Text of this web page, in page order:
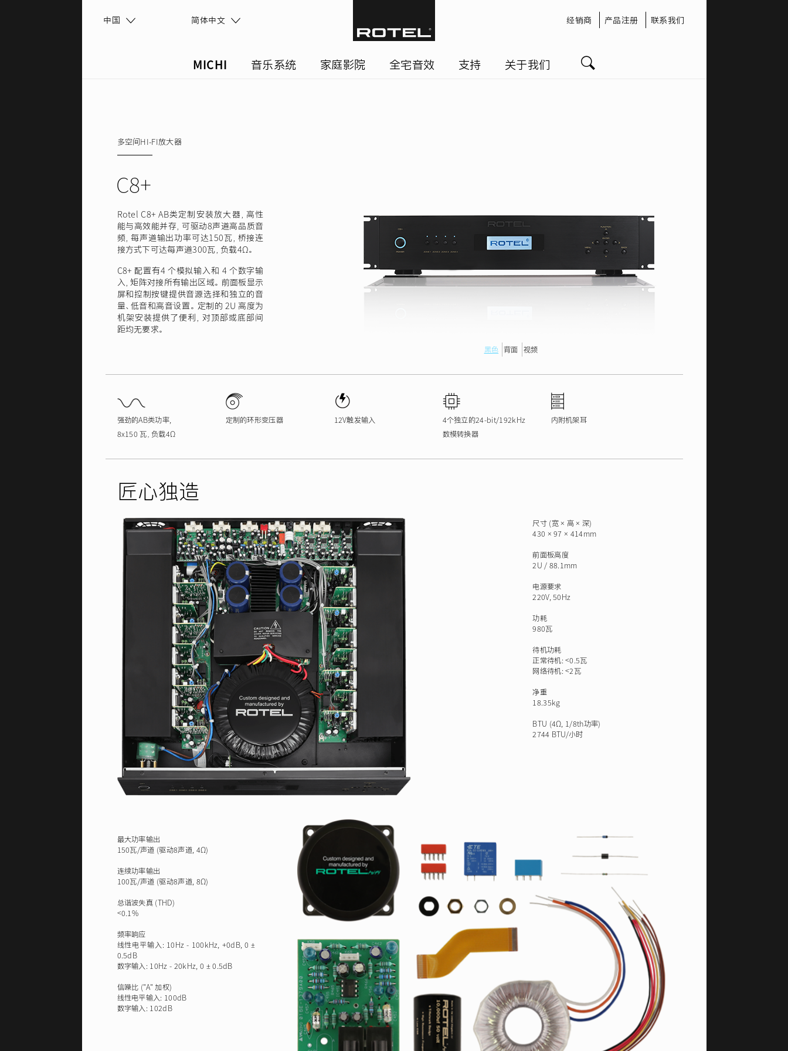
MICHI 音乐系统 家庭影院 全宅音效 支持 关于我们
中国 简体中文 经销商 产品注册 联系我们
多空间HI-FI放大器
黑色 背面 视频
C8+
Rotel C8+ AB类定制安装放大器，高性
能与高效能并存，可驱动8声道高品质音
频，每声道输出功率可达150瓦，桥接连
接方式下可达每声道300瓦，负载4Ω。
C8+ 配置有4 个模拟输入和 4 个数字输
入，矩阵对接所有输出区域。 前面板显示
屏和控制按键提供音源选择和独立的音
量、低音和高音设置。 定制的 2U 高度为
机架安装提供了便利，对顶部或底部间
距均无要求。
强劲的AB类功率,
8x150 瓦，负载4Ω
定制的环形变压器 12V触发输入
4个独立的24-bit/192kHz
数模转换器
内附机架耳
匠心独造
尺寸(宽 × 高 × 深)
430 × 97 × 414mm
前面板高度
2U / 88.1mm
电源要求
220V, 50Hz
功耗
980瓦
待机功耗
正常待机: <0.5瓦
网络待机: <2瓦
净重
18.35kg
BTU (4Ω, 1/8th功率)
2744 BTU/小时
最大功率输出
150瓦/声道 (驱动8声道, 4Ω)
连续功率输出
100瓦/声道 (驱动8声道, 8Ω)
总谐波失真 (THD)
<0.1%
频率响应
线性电平输入: 10Hz - 100kHz, +0dB, 0 ±
0.5dB
数字输入: 10Hz - 20kHz, 0 ± 0.5dB
信噪比 ("A" 加权)
线性电平输入: 100dB
数字输入: 102dB